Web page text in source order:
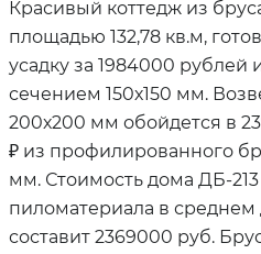
Красивый коттедж из
площадью 132,78 кв.м,
усадку за 1984000 рублей
сечением 150х150 мм.
200х200 мм обойдется в
₽ из профилированного
мм. Стоимость дома ДБ-213
пиломатериала в среднем
составит 2369000 руб.